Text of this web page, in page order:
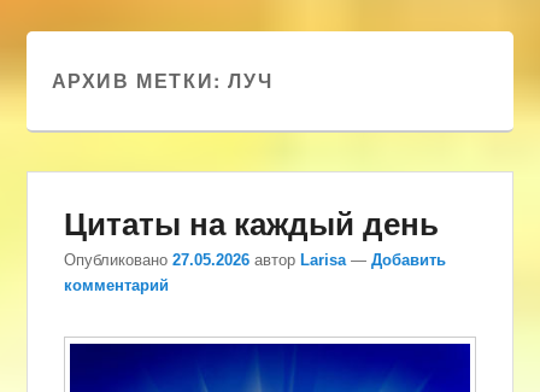
АРХИВ МЕТКИ:ЛУЧ
Цитаты на каждый день
Опубликовано27.05.2026 автор Larisa —Добавить
комментарий